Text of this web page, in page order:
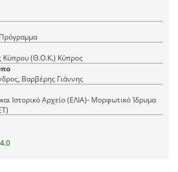
Θεατρικός Οργανισμός Κύπρου (Θ.Ο.Κ.) Κύπρος
Βαρβέρης Γιάννης
Ιστορικό Αρχείο (ΕΛΙΑ)- Μορφωτικό Ίδρυμα